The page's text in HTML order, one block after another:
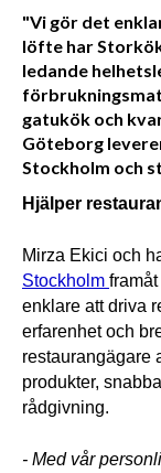
"Vi gör det
löfte har
ledande
gatukök och
Göteborg
Stockholm och
Hjälper
Mirza Ekici och
Stockholm
enklare att driva
erfarenhet och
restaurangägare
produkter,
rådgivning.
- Med vår